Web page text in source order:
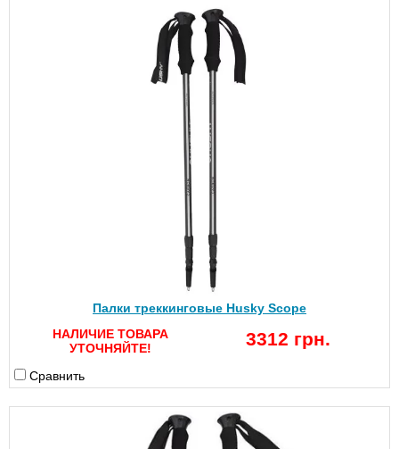
Палки треккинговые Husky Scope
НАЛИЧИЕ ТОВАРА
УТОЧНЯЙТЕ!
3312 грн.
Сравнить